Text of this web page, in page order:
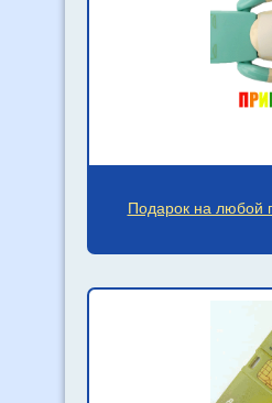
Подарок на любой